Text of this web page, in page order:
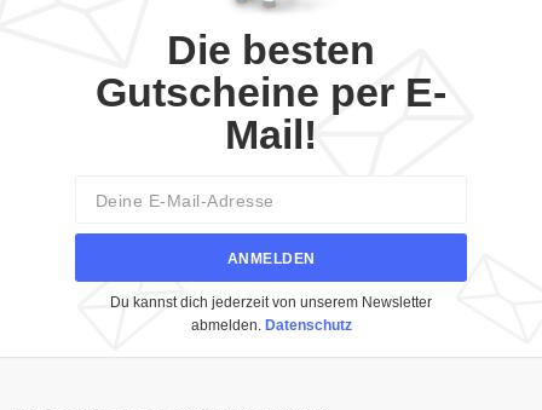
Die besten
Gutscheine per E-
Mail!
ANMELDEN
Du kannst dich jederzeit von unserem Newsletter
abmelden. Datenschutz